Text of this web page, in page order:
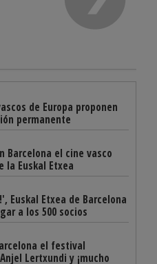
de Europa proponen
permanente
Barcelona el cine vasco
la Euskal Etxea
Etxea de Barcelona
a los 500 socios
el festival
Lertxundi y ¡mucho